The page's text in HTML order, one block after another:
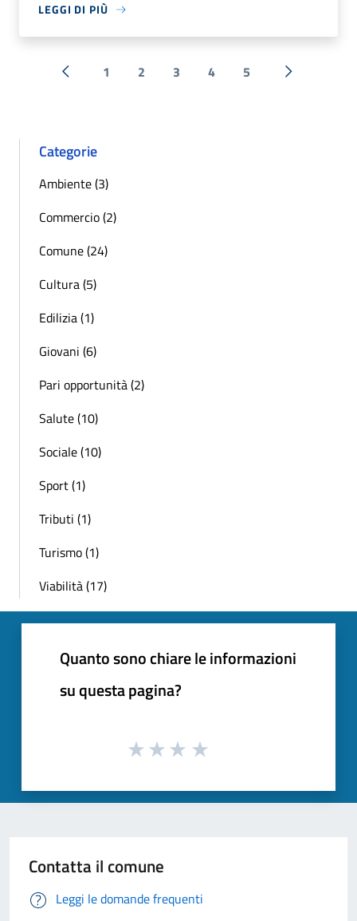
LEGGI DI PIÙ
« Precedente
1 2 3 4 5 Successiva
Categorie
Ambiente (3)
Commercio (2)
Comune (24)
Cultura (5)
Edilizia (1)
Giovani (6)
Pari opportunità (2)
Salute (10)
Sociale (10)
Sport (1)
Tributi (1)
Turismo (1)
Viabilità (17)
Quanto sono chiare le informazioni
su questa pagina?
Contatta il comune
Leggi le domande frequenti